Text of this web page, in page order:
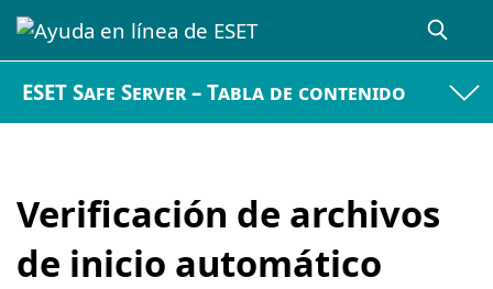
ESET Safe Server – Tabla de contenido
Verificación de archivos
de inicio automático